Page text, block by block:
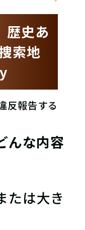
歴史あ
索地
反報告する
んな内容
たは大き